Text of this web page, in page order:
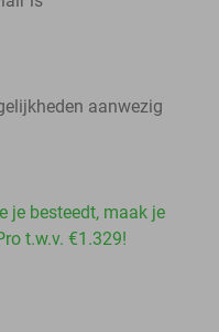
aanwezig
je besteedt, maak je
t.w.v. €1.329!